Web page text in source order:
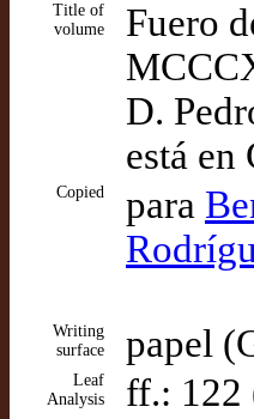
Title of
volume
Fuero
D.
está
Copied para
Writing
surface
papel
Leaf
Analysis
ff.: 122